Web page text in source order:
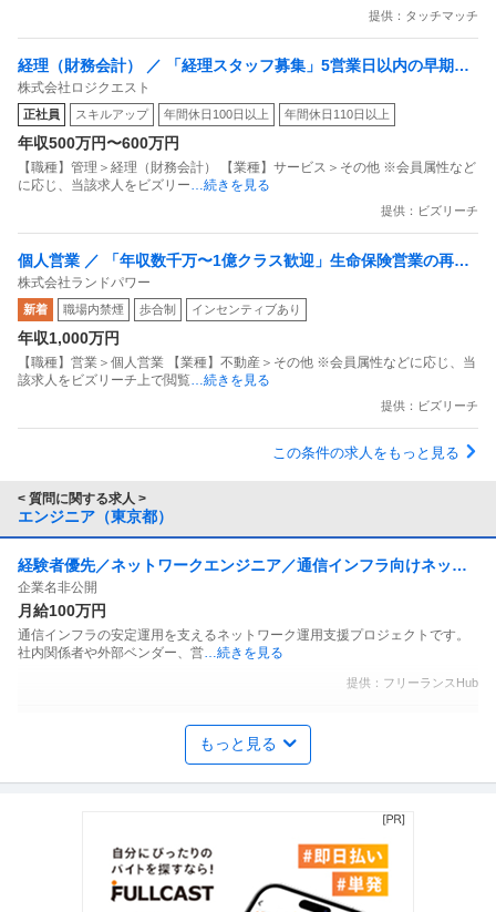
提供：タッチマッチ
経理（財務会計） ／ 「経理スタッフ募集」5営業日以内の早期決
算報告を正確にやり遂げる／市場価値の高い実務力を磨く
株式会社ロジクエスト
正社員 スキルアップ 年間休日100日以上 年間休日110日以上
年収500万円〜600万円
【職種】管理＞経理（財務会計） 【業種】サービス＞その他 ※会員属性など
に応じ、当該求人をビズリー…続きを見る
提供：ビズリーチ
個人営業 ／ 「年収数千万〜1億クラス歓迎」生命保険営業の再現
性ある実力を／桁の違う報酬に変える投資不動産コンサル職 「東
京／大阪」
株式会社ランドパワー
新着 職場内禁煙 歩合制 インセンティブあり
年収1,000万円
【職種】営業＞個人営業 【業種】不動産＞その他 ※会員属性などに応じ、当
該求人をビズリーチ上で閲覧…続きを見る
提供：ビズリーチ
この条件の求人をもっと見る
< 質問に関する求人 >
エンジニア（東京都）
経験者優先／ネットワークエンジニア／通信インフラ向けネット
ワーク運用調整
企業名非公開
月給100万円
通信インフラの安定運用を支えるネットワーク運用支援プロジェクトです。
社内関係者や外部ベンダー、営…続きを見る
提供：フリーランスHub
正社員 交通費支給 17時前退社 16時前退社
提供：株式会社スタンバイ
アプリエンジニア（iOS）
もっと見る